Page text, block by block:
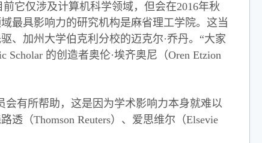
它仅涉及计算机科学领域，但会在2016年秋
最具影响力的研究机构是麻省理工学院。这当
、加州大学伯克利分校的迈克尔·乔丹。“大家
的创造者奥伦·埃齐奥尼（Oren Etzion
会有所帮助，这是因为学术影响力本身就难以
（Thomson Reuters）、爱思维尔（Elsevie